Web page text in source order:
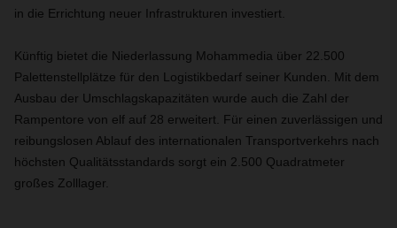
in die Errichtung neuer Infrastrukturen investiert.
Künftig bietet die Niederlassung Mohammedia über 22.500
Palettenstellplätze für den Logistikbedarf seiner Kunden. Mit dem
Ausbau der Umschlagskapazitäten wurde auch die Zahl der
Rampentore von elf auf 28 erweitert. Für einen zuverlässigen und
reibungslosen Ablauf des internationalen Transportverkehrs nach
höchsten Qualitätsstandards sorgt ein 2.500 Quadratmeter
großes Zolllager.